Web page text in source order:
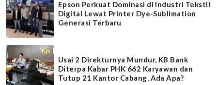
Epson Perkuat Dominasi di Industri Tekstil
Digital Lewat Printer Dye-Sublimation
Generasi Terbaru
Usai 2 Direkturnya Mundur, KB Bank
Diterpa Kabar PHK 662 Karyawan dan
Tutup 21 Kantor Cabang, Ada Apa?